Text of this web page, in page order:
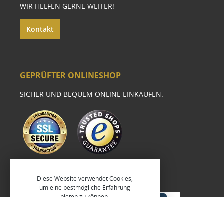
WIR HELFEN GERNE WEITER!
Kontakt
GEPRÜFTER ONLINESHOP
SICHER UND BEQUEM ONLINE EINKAUFEN.
Diese Website verwendet Cookies,
um eine bestmögliche Erfahrung